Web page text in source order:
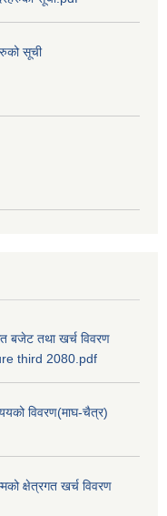
सूची
बजेट तथा खर्च विवरण
third 2080.pdf
विवरण(माघ-चैत्र)
क्षेत्रगत खर्च विवरण